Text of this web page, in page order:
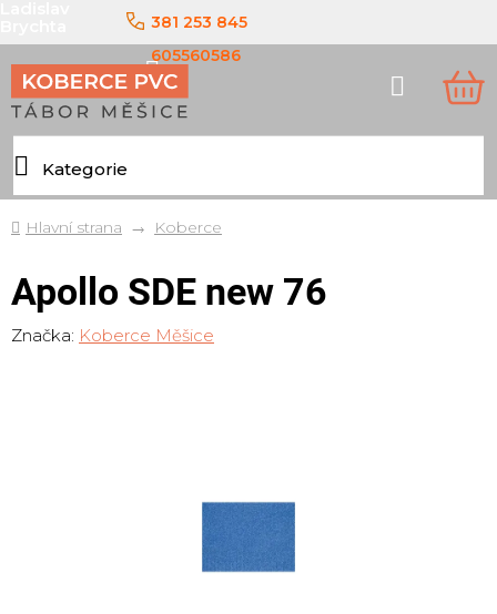
381 253 845
605560586
Hledat
Domů Koberce
Apollo SDE new 76
Značka: Koberce Měšice